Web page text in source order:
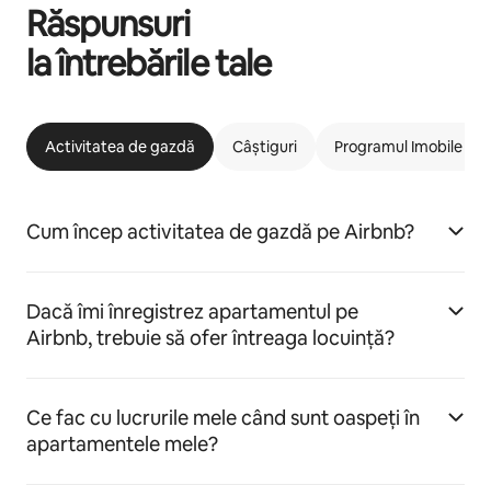
Răspunsuri
la întrebările tale
Activitatea de gazdă Câștiguri Programul Imobile
Cum încep activitatea de gazdă pe Airbnb?
Dacă îmi înregistrez apartamentul pe
Airbnb, trebuie să ofer întreaga locuință?
Ce fac cu lucrurile mele când sunt oaspeți în
apartamentele mele?